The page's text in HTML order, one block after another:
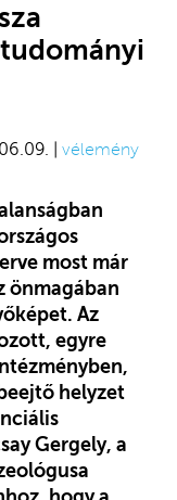
| vélemény
most már
önmagában
Az
egyre
helyzet
Gergely, a